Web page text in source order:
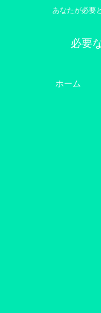
あなたが必要
必要
ホーム